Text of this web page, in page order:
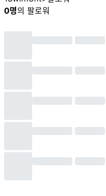
0명의 팔로워